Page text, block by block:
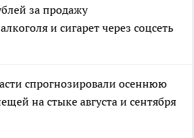
за продажу
и сигарет через соцсеть
спрогнозировали осеннюю
на стыке августа и сентября